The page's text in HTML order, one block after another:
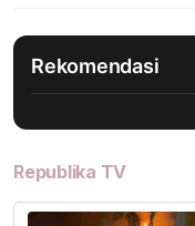
Rekomendasi
Republika TV